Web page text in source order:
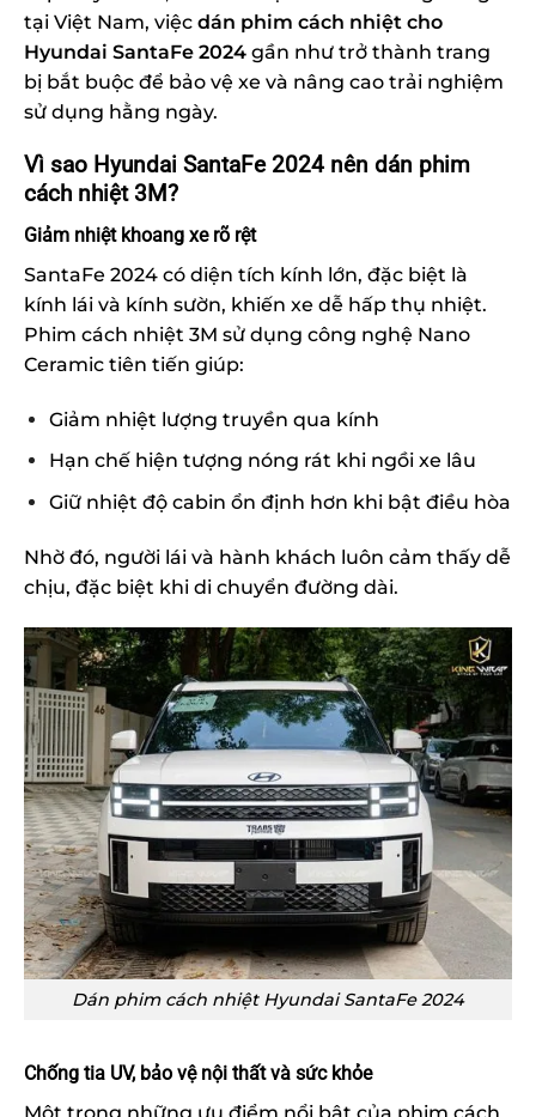
tại Việt Nam, việc dán phim cách nhiệt cho
Hyundai SantaFe 2024 gần như trở thành trang
bị bắt buộc để bảo vệ xe và nâng cao trải nghiệm
sử dụng hằng ngày.
Vì sao Hyundai SantaFe 2024 nên dán phim
cách nhiệt 3M?
Giảm nhiệt khoang xe rõ rệt
SantaFe 2024 có diện tích kính lớn, đặc biệt là
kính lái và kính sườn, khiến xe dễ hấp thụ nhiệt.
Phim cách nhiệt 3M sử dụng công nghệ Nano
Ceramic tiên tiến giúp:
Giảm nhiệt lượng truyền qua kính
Hạn chế hiện tượng nóng rát khi ngồi xe lâu
Giữ nhiệt độ cabin ổn định hơn khi bật điều hòa
Nhờ đó, người lái và hành khách luôn cảm thấy dễ
chịu, đặc biệt khi di chuyển đường dài.
Dán phim cách nhiệt Hyundai SantaFe 2024
Chống tia UV, bảo vệ nội thất và sức khỏe